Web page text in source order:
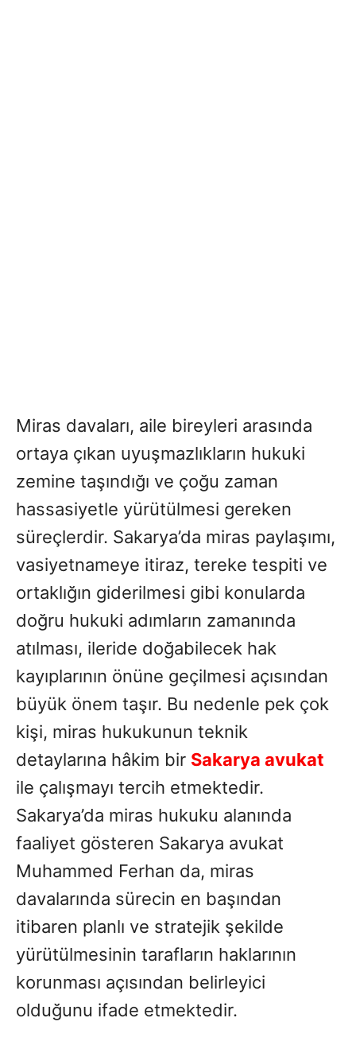
Miras davaları, aile bireyleri arasında
ortaya çıkan uyuşmazlıkların hukuki
zemine taşındığı ve çoğu zaman
hassasiyetle yürütülmesi gereken
süreçlerdir. Sakarya’da miras paylaşımı,
vasiyetnameye itiraz, tereke tespiti ve
ortaklığın giderilmesi gibi konularda
doğru hukuki adımların zamanında
atılması, ileride doğabilecek hak
kayıplarının önüne geçilmesi açısından
büyük önem taşır. Bu nedenle pek çok
kişi, miras hukukunun teknik
detaylarına hâkim bir Sakarya avukat
ile çalışmayı tercih etmektedir.
Sakarya’da miras hukuku alanında
faaliyet gösteren Sakarya avukat
Muhammed Ferhan da, miras
davalarında sürecin en başından
itibaren planlı ve stratejik şekilde
yürütülmesinin tarafların haklarının
korunması açısından belirleyici
olduğunu ifade etmektedir.